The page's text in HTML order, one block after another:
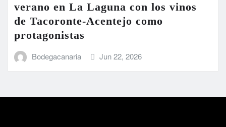
verano en La Laguna con los vinos
de Tacoronte-Acentejo como
protagonistas
Bodegacanaria Jun 22, 2026